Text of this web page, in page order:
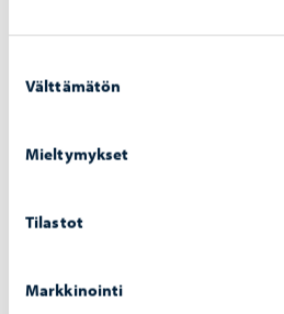
valinta
Välttämätön
Mieltymykset
Tilastot
Markkinointi